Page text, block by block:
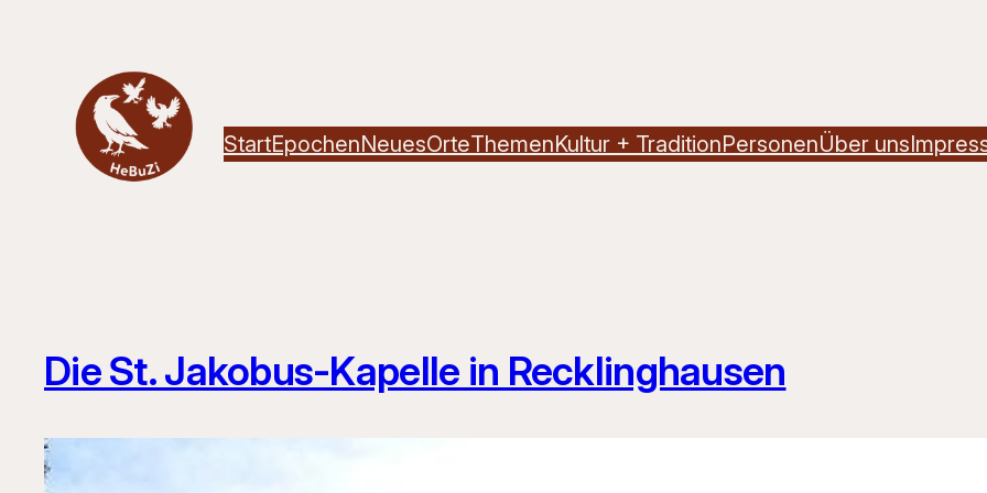
StartEpochenNeuesOrteThemenKultur + TraditionPersonenÜber uns
Die St. Jakobus-Kapelle in Recklinghausen